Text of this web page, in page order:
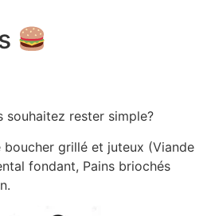
souhaitez rester simple?
boucher grillé et juteux (Viande
fondant, Pains briochés